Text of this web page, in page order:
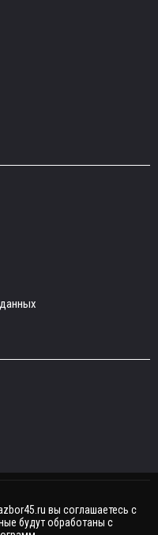
вы соглашаетесь с
будут обработаны с